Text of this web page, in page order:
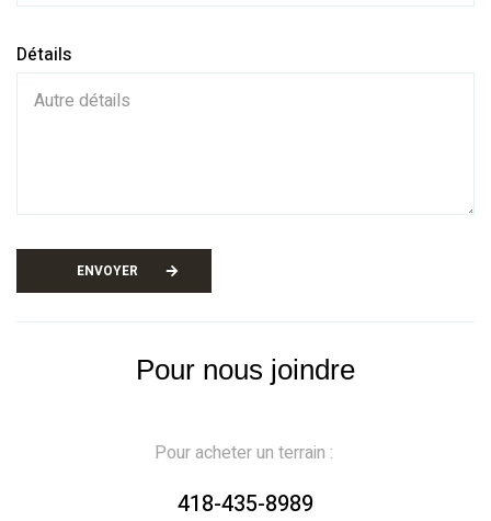
Détails
ENVOYER
Pour nous joindre
Pour acheter un terrain :
418-435-8989